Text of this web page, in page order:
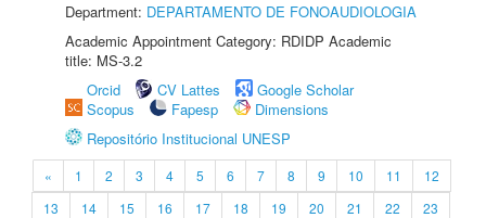
Department: DEPARTAMENTO DE FONOAUDIOLOGIA
Academic Appointment Category: RDIDP Academic
title: MS-3.2
Orcid
CV Lattes
Google Scholar
Scopus
Fapesp
Dimensions
Repositório Institucional UNESP
« 1 2 3 4 5 6 7 8 9 10 11
12
13
14 15 16 17 18 19 20 21 22
23